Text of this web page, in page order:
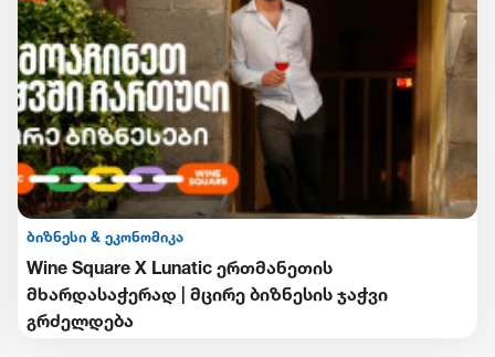
ბიზნესი & ეკონომიკა
Wine Square X Lunatic ერთმანეთის
მხარდასაჭერად | მცირე ბიზნესის ჯაჭვი
გრძელდება